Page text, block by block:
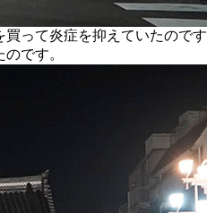
って炎症を抑えていたのです
です。